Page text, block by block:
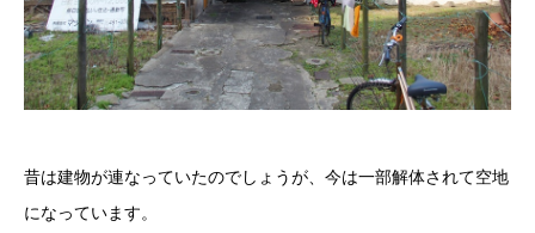
昔は建物が連なっていたのでしょうが、今は一部解体されて空地
になっています。